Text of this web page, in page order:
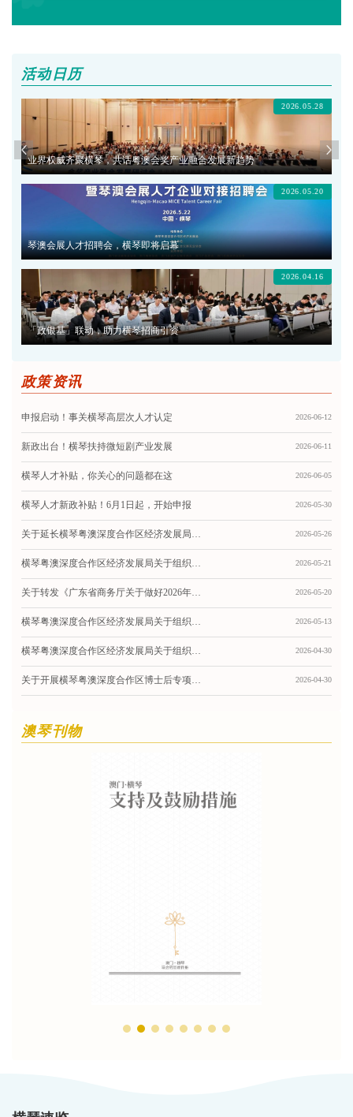
活动日历
2026.05.28
业界权威齐聚横琴，共话粤澳会奖产业融合发展新趋势
2026.05.20
琴澳会展人才招聘会，横琴即将启幕
2026.04.16
「政银基」联动，助力横琴招商引资
政策资讯
申报启动！事关横琴高层次人才认定 2026-06-12
新政出台！横琴扶持微短剧产业发展 2026-06-11
横琴人才补贴，你关心的问题都在这 2026-06-05
横琴人才新政补贴！6月1日起，开始申报 2026-05-30
关于延长横琴粤澳深度合作区经济发展局组织申报2025年度进一步支持生物医药大健康产业高质量发展资金的通知 2026-05-26
横琴粤澳深度合作区经济发展局关于组织申报2025年度独角兽企业认定、晋级的通知 2026-05-21
关于转发《广东省商务厅关于做好2026年“粤贸全球”广东商品境外展览平台相关工作的通知》的通知 2026-05-20
横琴粤澳深度合作区经济发展局关于组织申报2025年度科技计划项目配套资助的通知 2026-05-13
横琴粤澳深度合作区经济发展局关于组织申报2025年度促进与葡语系国家科技交流合作扶持补贴的通知 2026-04-30
关于开展横琴粤澳深度合作区博士后专项扶持补贴（2026年度第一批）申报工作的通知 2026-04-30
澳琴刊物